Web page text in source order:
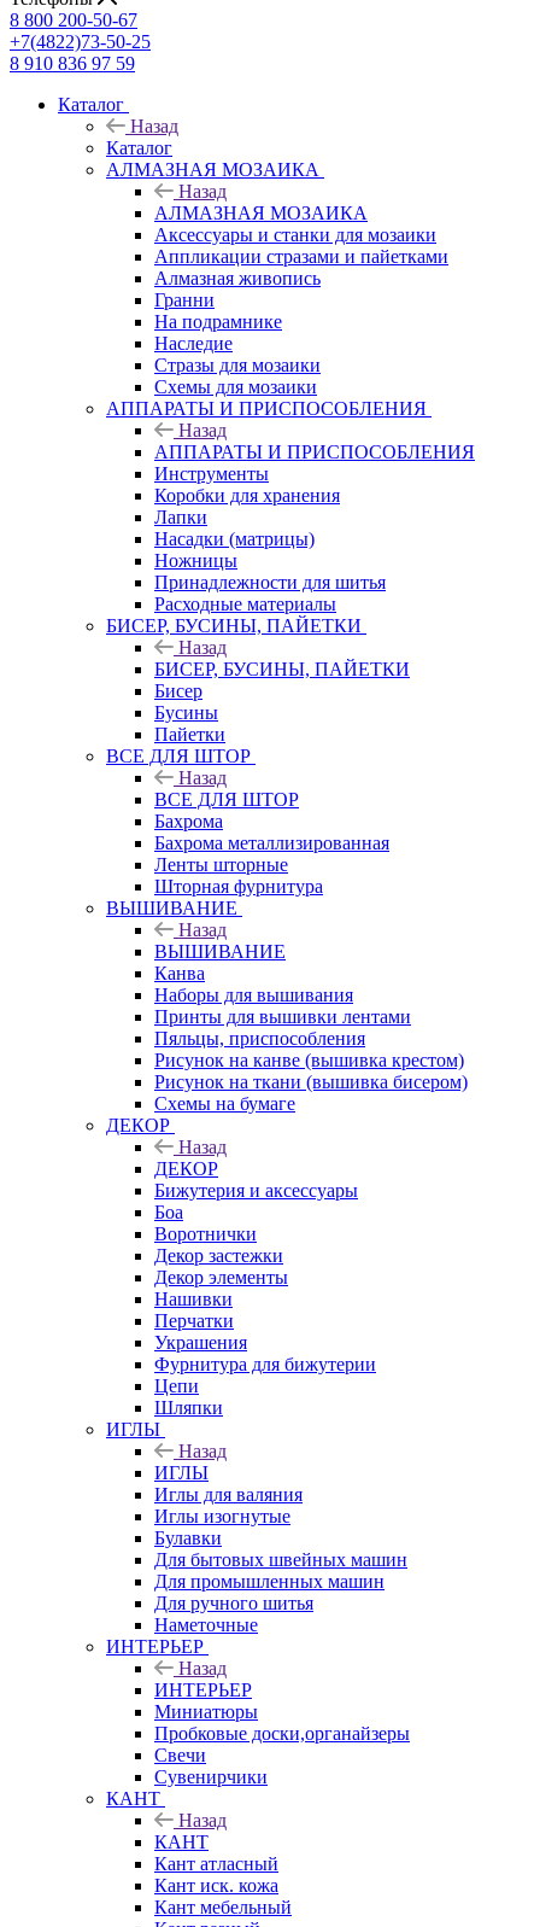
8 800 200-50-67
+7(4822)73-50-25
8 910 836 97 59
Каталог
Назад
Каталог
АЛМАЗНАЯ МОЗАИКА
Назад
АЛМАЗНАЯ МОЗАИКА
Аксессуары и станки для мозаики
Аппликации стразами и пайетками
Алмазная живопись
Гранни
На подрамнике
Наследие
Стразы для мозаики
Схемы для мозаики
АППАРАТЫ И ПРИСПОСОБЛЕНИЯ
Назад
АППАРАТЫ И ПРИСПОСОБЛЕНИЯ
Инструменты
Коробки для хранения
Лапки
Насадки (матрицы)
Ножницы
Принадлежности для шитья
Расходные материалы
БИСЕР, БУСИНЫ, ПАЙЕТКИ
Назад
БИСЕР, БУСИНЫ, ПАЙЕТКИ
Бисер
Бусины
Пайетки
ВСЕ ДЛЯ ШТОР
Назад
ВСЕ ДЛЯ ШТОР
Бахрома
Бахрома металлизированная
Ленты шторные
Шторная фурнитура
ВЫШИВАНИЕ
Назад
ВЫШИВАНИЕ
Канва
Наборы для вышивания
Принты для вышивки лентами
Пяльцы, приспособления
Рисунок на канве (вышивка крестом)
Рисунок на ткани (вышивка бисером)
Схемы на бумаге
ДЕКОР
Назад
ДЕКОР
Бижутерия и аксессуары
Боа
Воротнички
Декор застежки
Декор элементы
Нашивки
Перчатки
Украшения
Фурнитура для бижутерии
Цепи
Шляпки
ИГЛЫ
Назад
ИГЛЫ
Иглы для валяния
Иглы изогнутые
Булавки
Для бытовых швейных машин
Для промышленных машин
Для ручного шитья
Наметочные
ИНТЕРЬЕР
Назад
ИНТЕРЬЕР
Миниатюры
Пробковые доски,органайзеры
Свечи
Сувенирчики
КАНТ
Назад
КАНТ
Кант атласный
Кант иск. кожа
Кант мебельный